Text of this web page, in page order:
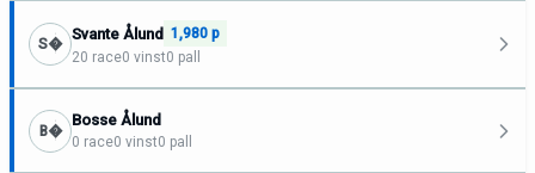
S�
Svante Ålund 1,980 p
20 race0 vinst0 pall
B�
Bosse Ålund
0 race0 vinst0 pall